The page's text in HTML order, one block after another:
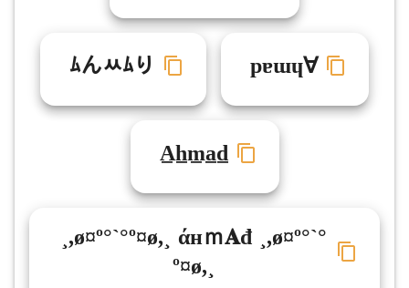
pɐɯɥ∀
ﾑんﾶﾑり
A̲h̲m̲a̲d̲
¸,ø¤º°`°º¤ø,¸ άнｍ𝐀đ ¸,ø¤º°`°
º¤ø,¸